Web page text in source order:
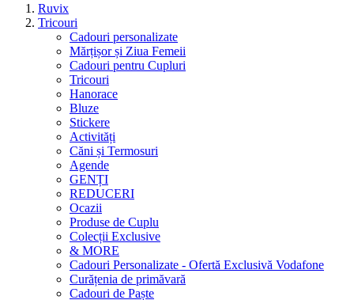
Ruvix
Tricouri
Cadouri personalizate
Mărțișor și Ziua Femeii
Cadouri pentru Cupluri
Tricouri
Hanorace
Bluze
Stickere
Activități
Căni și Termosuri
Agende
GENȚI
REDUCERI
Ocazii
Produse de Cuplu
Colecții Exclusive
& MORE
Cadouri Personalizate - Ofertă Exclusivă Vodafone
Curățenia de primăvară
Cadouri de Paște